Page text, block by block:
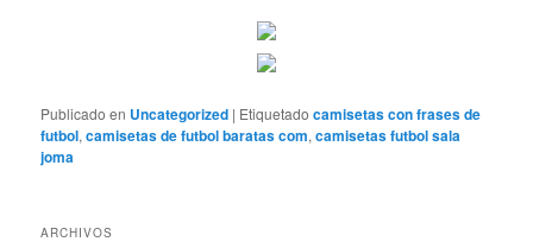
Publicado en Uncategorized | Etiquetado camisetas con frases de
futbol,camisetas de futbol baratas com,camisetas futbol sala
joma
ARCHIVOS